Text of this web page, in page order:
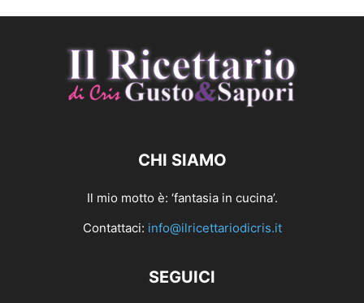
CHI SIAMO
Il mio motto è: ‘fantasia in cucina’.
Contattaci: info@ilricettariodicris.it
SEGUICI